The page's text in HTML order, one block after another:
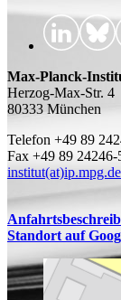
Max-Planck-
Herzog-Max-Str. 4
80333 München
Telefon +49 89
Fax +49 89 24246-
institut(at)ip.mpg.de
Standort auf